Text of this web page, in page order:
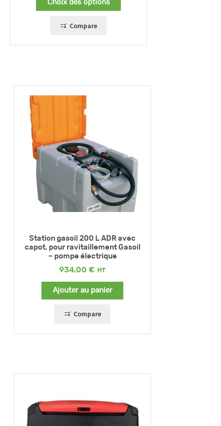
Choix des options
Compare
Station gasoil 200 L ADR avec
capot, pour ravitaillement Gasoil
– pompe électrique
934,00 €
Ajouter au panier
Compare